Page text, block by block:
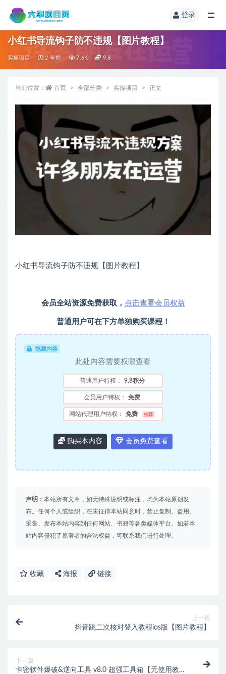
登录
小红书导流钩子防不违规【图片教程】
实操项目 2 年前 7.6K 9.8
当前位置： 首页 全部分类 实操项目 正文
小红书导流钩子防不违规【图片教程】
会员全站资源免费获取， 点击查看会员权益
普通用户可在下方单独购买课程！
隐藏内容
此处内容需要权限查看
普通用户特权： 9.8积分
会员用户特权： 免费
网站代理用户特权： 免费 推荐
购买本内容 会员免费查看
声明： 本站所有文章，如无特殊说明或标注，均为本站原创发
布。任何个人或组织，在未征得本站同意时，禁止复制、盗用、
采集、发布本站内容到任何网站、书籍等各类媒体平台。如若本
站内容侵犯了原著者的合法权益，可联系我们进行处理。
收藏 海报 链接
上一篇
抖音跳二次核对登入教程ios版【图片教程】
下一篇
卡密软件爆破&逆向工具 v8.0 超强工具箱【无使用教程